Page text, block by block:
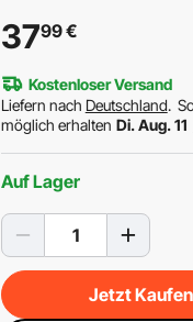
3799€
Kostenloser Versand
Liefern nach Deutschland.
möglich erhalten Di. Aug. 11
Auf Lager
Jetzt Kaufen